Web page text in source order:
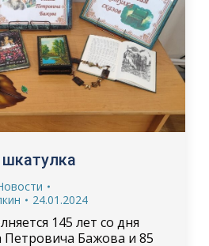
24.01.2024
145 лет со дня
Бажова и 85